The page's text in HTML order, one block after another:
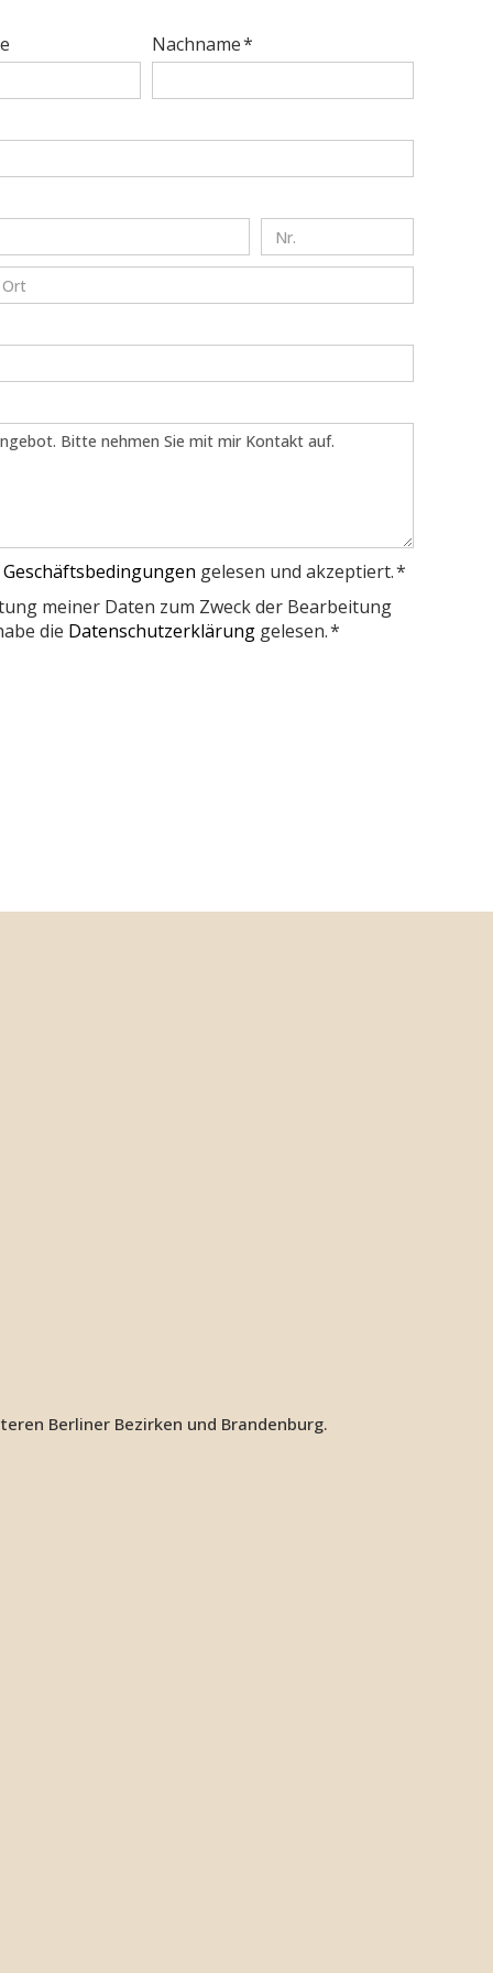
Nachname *
gelesen und akzeptiert. *
meiner Daten zum Zweck der Bearbeitung
die Datenschutzerklärung gelesen. *
Berliner Bezirken und Brandenburg.